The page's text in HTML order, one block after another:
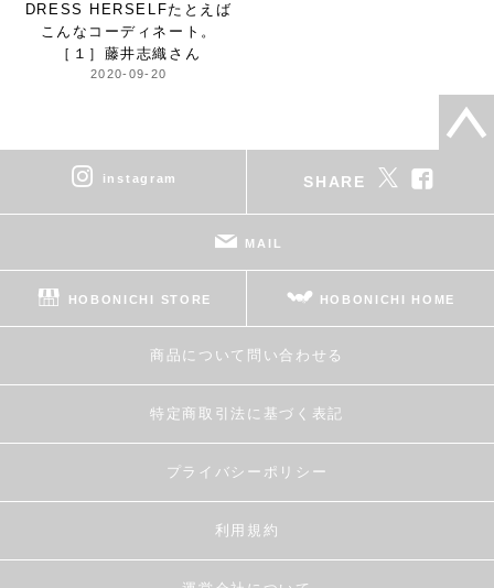
DRESS HERSELFたとえば
こんな コーディネート。
［１］藤井志織さん
2020-09-20
instagram SHARE
MAIL
HOBONICHI STORE HOBONICHI HOME
商品について問い合わせる
特定商取引法に基づく表記
プライバシーポリシー
利用規約